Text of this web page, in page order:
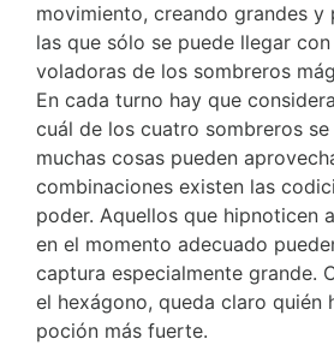
movimiento, creando grandes y
las que sólo se puede llegar
voladoras de los sombreros
En cada turno hay que
cuál de los cuatro sombreros
muchas cosas pueden
combinaciones existen las
poder. Aquellos que hipnoticen
en el momento adecuado
captura especialmente grande.
el hexágono, queda claro quién
poción más fuerte.